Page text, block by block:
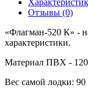
Отзывы (0)
«Флагман-520 К» -
характеристики.
Материал ПВХ -
Вес самой лодки: 90